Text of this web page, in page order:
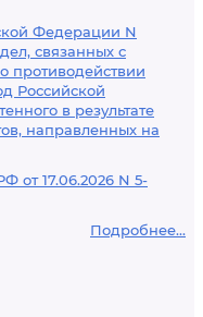
Федерации N
связанных с
противодействии
Российской
в результате
направленных на
от 17.06.2026 N 5-
Подробнее...